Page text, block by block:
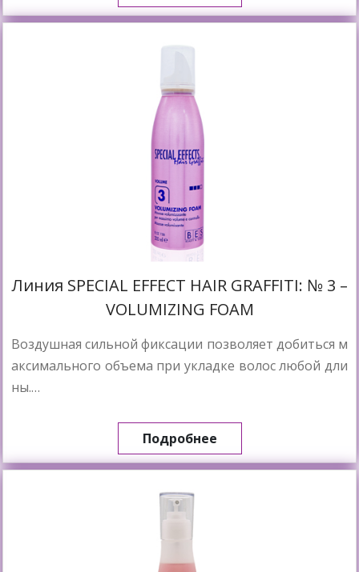
Линия SPECIAL EFFECT HAIR GRAFFITI: № 3 –
VOLUMIZING FOAM
Воздушная сильной фиксации позволяет добиться м
аксимального объема при укладке волос любой дли
ны.…
Подробнее